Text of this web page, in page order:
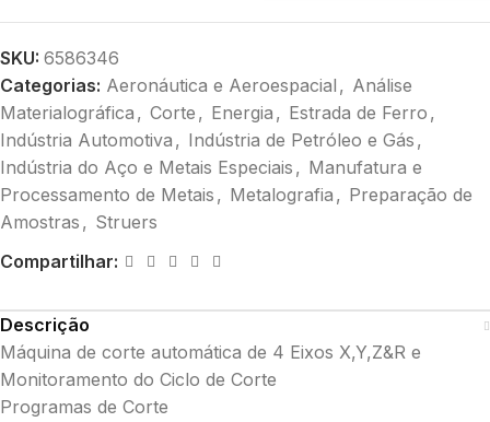
SKU: 6586346
Categorias: Aeronáutica e Aeroespacial , Análise
Materialográfica , Corte , Energia , Estrada de Ferro ,
Indústria Automotiva , Indústria de Petróleo e Gás ,
Indústria do Aço e Metais Especiais , Manufatura e
Processamento de Metais , Metalografia , Preparação de
Amostras , Struers
Compartilhar:
Descrição
Máquina de corte automática de 4 Eixos X,Y,Z&R e
Monitoramento do Ciclo de Corte
Programas de Corte